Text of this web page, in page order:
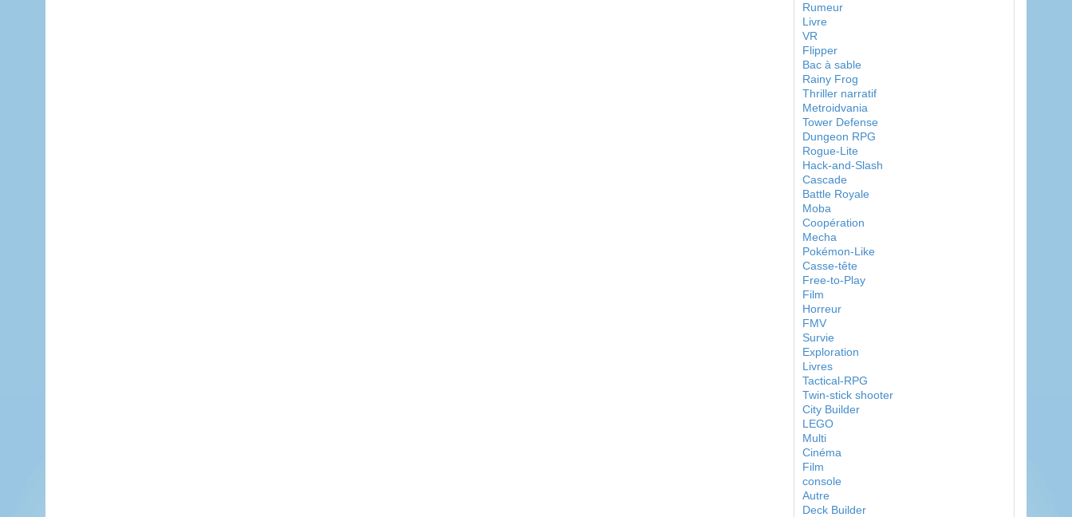
Rumeur
Livre
VR
Flipper
Bac à sable
Rainy Frog
Thriller narratif
Metroidvania
Tower Defense
Dungeon RPG
Rogue-Lite
Hack-and-Slash
Cascade
Battle Royale
Moba
Coopération
Mecha
Pokémon-Like
Casse-tête
Free-to-Play
Film
Horreur
FMV
Survie
Exploration
Livres
Tactical-RPG
Twin-stick shooter
City Builder
LEGO
Multi
Cinéma
Film
console
Autre
Deck Builder